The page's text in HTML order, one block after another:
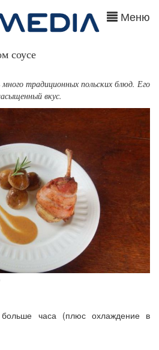
Меню
соусе
традиционных польских блюд. Его
вкус.
часа (плюс охлаждение в